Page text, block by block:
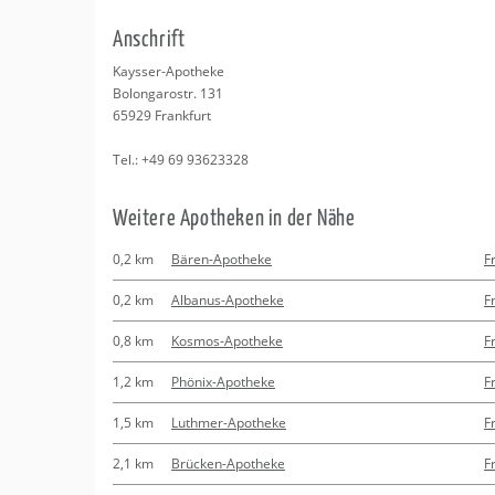
Beratung
Kurse
Regionale Tipps
An­schrift
Kays­ser-Apo­the­ke
Bo­lon­ga­rostr. 131
65929 Frank­furt
Tel.:+49 69 93623328
Wei­te­re Apo­the­ken in der Nähe
0,2 km Bären-Apotheke
0,2 km Albanus-Apotheke
0,8 km Kosmos-Apotheke
1,2 km Phönix-Apotheke
1,5 km Luthmer-Apotheke
2,1 km Brücken-Apotheke